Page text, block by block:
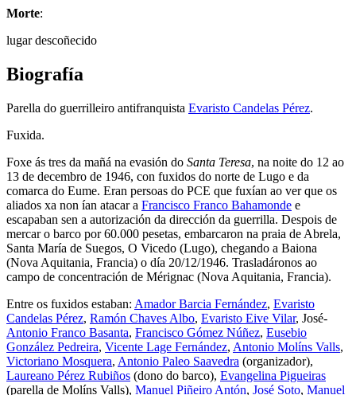
Morte:
lugar descoñecido
Biografía
Parella do guerrilleiro antifranquista Evaristo Candelas Pérez.
Fuxida.
Foxe ás tres da mañá na evasión do Santa Teresa, na noite do 12 ao
13 de decembro de 1946, con fuxidos do norte de Lugo e da
comarca do Eume. Eran persoas do PCE que fuxían ao ver que os
aliados xa non ían atacar a Francisco Franco Bahamonde e
escapaban sen a autorización da dirección da guerrilla. Despois de
mercar o barco por 60.000 pesetas, embarcaron na praia de Abrela,
Santa María de Suegos, O Vicedo (Lugo), chegando a Baiona
(Nova Aquitania, Francia) o día 20/12/1946. Trasladáronos ao
campo de concentración de Mérignac (Nova Aquitania, Francia).
Entre os fuxidos estaban: Amador Barcia Fernández, Evaristo
Candelas Pérez, Ramón Chaves Albo, Evaristo Eive Vilar, José-
Antonio Franco Basanta, Francisco Gómez Núñez, Eusebio
González Pedreira, Vicente Lage Fernández, Antonio Molíns Valls,
Victoriano Mosquera, Antonio Paleo Saavedra (organizador),
Laureano Pérez Rubiños (dono do barco), Evangelina Pigueiras
(parella de Molíns Valls), Manuel Piñeiro Antón, José Soto, Manuel